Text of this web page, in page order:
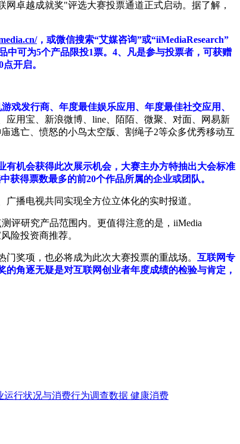
卓越成就奖"评选大赛投票通道正式启动。据了解，
，或微信搜索“艾媒咨询”或“iiMediaResearch”
中可为5个产品限投1票。4、凡是参与投票者，可获赠
开启。
戏发行商、年度最佳娱乐应用、年度最佳社交应用、
应用宝、新浪微博、line、陌陌、微聚、对面、网易新
逃亡、愤怒的小鸟太空版、割绳子2等众多优秀移动互
有机会获得此次展示机会，大赛主办方特抽出大会标准
得票数最多的前20个作品所属的企业或团队。
播电视共同实现全方位立体化的实时报道。
评研究产品范围内。更值得注意的是，iiMedia
险投资商推荐。
奖项，也必将成为此次大赛投票的重战场。 互联网专
角逐无疑是对互联网创业者年度成绩的检验与肯定，
运行状况与消费行为调查数据 健康消费